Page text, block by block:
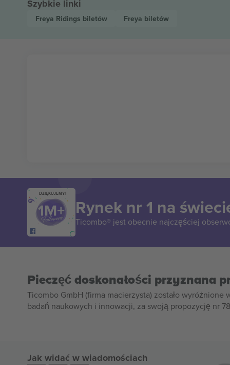
Szybkie linki
Freya Ridings biletów Freya biletów
DZIĘKUJEMY!
Rynek nr 1 na
Ticombo® jest obecnie najczęściej
Pieczęć doskonałości przyznana
Ticombo GmbH (firma macierzysta) zostało
badań naukowych i innowacji, za swoją propozycję nr
Jak widać w wiadomościach